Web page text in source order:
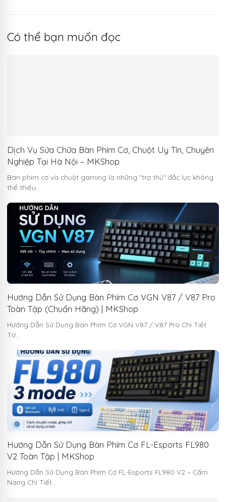
Có thể bạn muốn đọc
Dịch Vụ Sửa Chữa Bàn Phím Cơ, Chuột Uy Tín, Chuyên
Nghiệp Tại Hà Nội – MKShop
Bàn phím cơ và chuột gaming là những "trợ thủ" đắc lực không
thể thiếu…
Hướng Dẫn Sử Dụng Bàn Phím Cơ VGN V87 / V87 Pro
Toàn Tập (Chuẩn Hãng) | MKShop
Hướng Dẫn Sử Dụng Bàn Phím Cơ VGN V87 / V87 Pro Chi Tiết
Từ…
Hướng Dẫn Sử Dụng Bàn Phím Cơ FL-Esports FL980
V2 Toàn Tập | MKShop
Hướng Dẫn Sử Dụng Bàn Phím Cơ FL-Esports FL980 V2 – Cẩm
Nang Chi Tiết…